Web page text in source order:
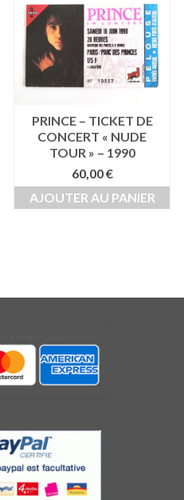
PRINCE – TICKET DE
CONCERT « NUDE
TOUR » – 1990
60,00€
AJOUTER AU PANIER